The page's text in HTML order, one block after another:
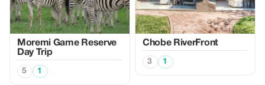
Moremi Game Reserve
Day Trip
5 1
Chobe RiverFront
3 1